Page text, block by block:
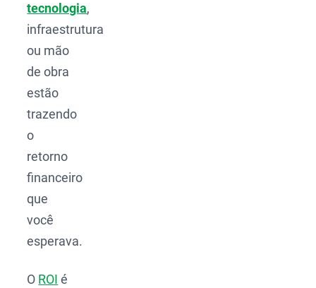
tecnologia,
infraestrutura
ou mão
de obra
estão
trazendo
o
retorno
financeiro
que
você
esperava.
O ROI é